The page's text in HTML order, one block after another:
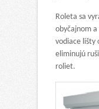
Roleta sa
obyčajnom
vodiace lišty
eliminujú
roliet.